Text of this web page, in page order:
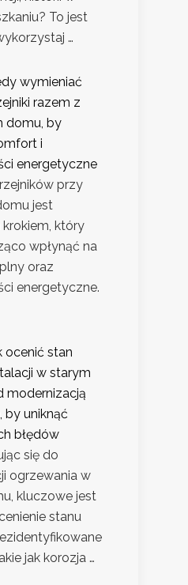
To jest
…
wymieniać
razem z
domu, by
i
energetyczne
przy
jest
który
wpłynąć na
oraz
energetyczne.
ocenić stan
w starym
modernizacją
by uniknąć
błędów
się do
ogrzewania w
kluczowe jest
stanu
jak korozja …